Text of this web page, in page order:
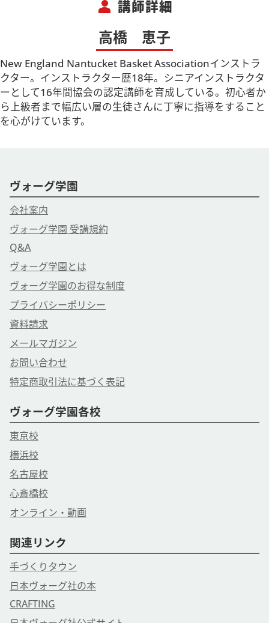
person 講師詳細
高橋 恵子
New England Nantucket Basket Associationインストラ
クター。インストラクター歴18年。シニアインストラクタ
ーとして16年間協会の認定講師を育成している。初心者か
ら上級者まで幅広い層の生徒さんに丁寧に指導をすること
を心がけています。
ヴォーグ学園
会社案内
ヴォーグ学園 受講規約
Q&A
ヴォーグ学園とは
ヴォーグ学園のお得な制度
プライバシーポリシー
資料請求
メールマガジン
お問い合わせ
特定商取引法に基づく表記
ヴォーグ学園各校
東京校
横浜校
名古屋校
心斎橋校
オンライン・動画
関連リンク
手づくりタウン
日本ヴォーグ社の本
CRAFTING